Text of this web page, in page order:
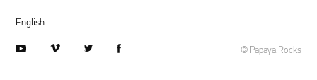
English
© Papaya.Rocks
youtube vimeo twitter facebook